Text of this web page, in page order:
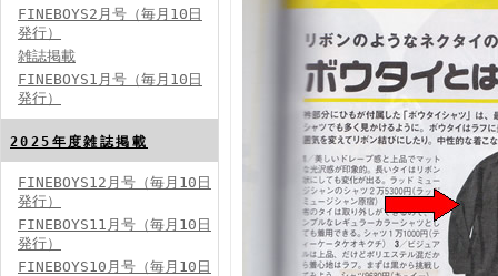
FINEBOYS2024年8月号
FINEBOYS2月号（毎月10日
発行）
雑誌掲載
FINEBOYS1月号（毎月10日
発行）
2025年度雑誌掲載
FINEBOYS12月号（毎月10日
発行）
FINEBOYS11月号（毎月10日
発行）
FINEBOYS10月号（毎月10日